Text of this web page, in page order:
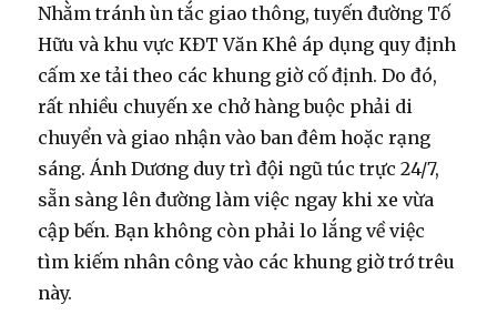
Nhằm tránh ùn tắc giao thông, tuyến đường Tố
Hữu và khu vực KĐT Văn Khê áp dụng quy định
cấm xe tải theo các khung giờ cố định. Do đó,
rất nhiều chuyến xe chở hàng buộc phải di
chuyển và giao nhận vào ban đêm hoặc rạng
sáng. Ánh Dương duy trì đội ngũ túc trực 24/7,
sẵn sàng lên đường làm việc ngay khi xe vừa
cập bến. Bạn không còn phải lo lắng về việc
tìm kiếm nhân công vào các khung giờ trớ trêu
này.